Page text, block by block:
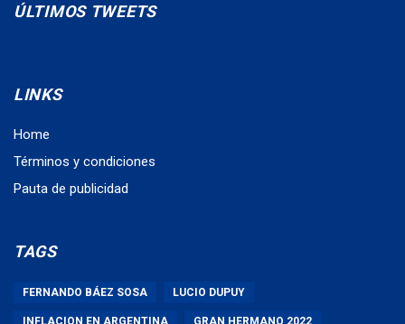
ÚLTIMOS TWEETS
LINKS
Home
Términos y condiciones
Pauta de publicidad
TAGS
FERNANDO BÁEZ SOSA LUCIO DUPUY
INFLACION EN ARGENTINA GRAN HERMANO 2022